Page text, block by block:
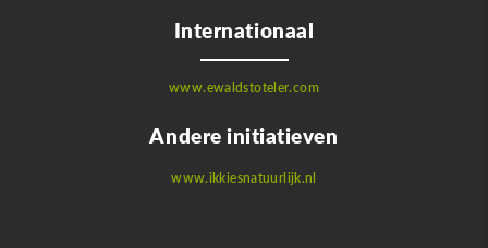
Internationaal
www.ewaldstoteler.com
Andere initiatieven
www.ikkiesnatuurlijk.nl